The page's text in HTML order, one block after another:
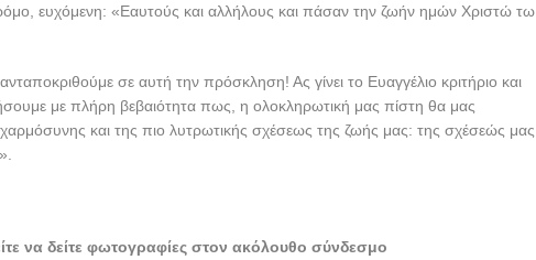
ευχόμενη: «Εαυτούς και αλλήλους και πάσαν την ζωήν ημών Χριστώ τω
σε αυτή την πρόσκληση! Ας γίνει το Ευαγγέλιο κριτήριο και
με πλήρη βεβαιότητα πως, η ολοκληρωτική μας πίστη θα μας
χαρμόσυνης και της πιο λυτρωτικής σχέσεως της ζωής μας: της σχέσεώς μας
να δείτε φωτογραφίες στον ακόλουθο σύνδεσμο